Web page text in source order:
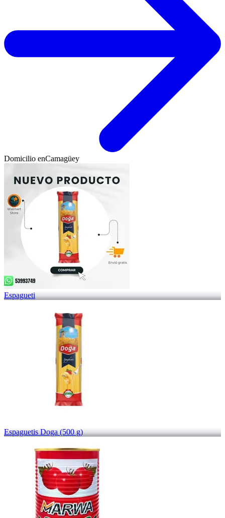
Domicilio enCamagüey
Espagueti
Espaguetis Doga (500 g)